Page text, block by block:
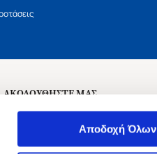
Αποδοχή Όλων
ΑΚΟΛΟΥΘΗΣΤΕ ΜΑΣ